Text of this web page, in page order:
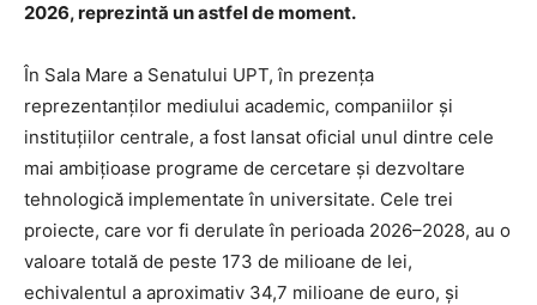
2026, reprezintă un astfel de moment.
În Sala Mare a Senatului UPT, în prezența
reprezentanților mediului academic, companiilor și
instituțiilor centrale, a fost lansat oficial unul dintre cele
mai ambițioase programe de cercetare și dezvoltare
tehnologică implementate în universitate. Cele trei
proiecte, care vor fi derulate în perioada 2026–2028, au o
valoare totală de peste 173 de milioane de lei,
echivalentul a aproximativ 34,7 milioane de euro, și